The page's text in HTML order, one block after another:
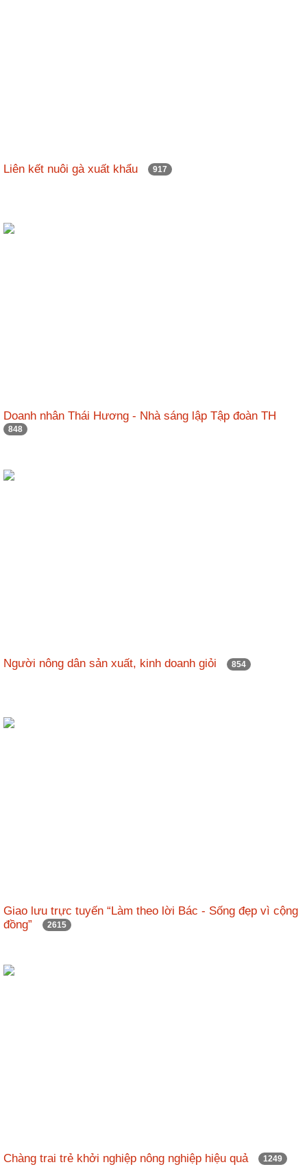
Liên kết nuôi gà xuất khẩu 917
Doanh nhân Thái Hương - Nhà sáng lập Tập đoàn TH
848
Người nông dân sản xuất, kinh doanh giỏi 854
Giao lưu trực tuyến “Làm theo lời Bác - Sống đẹp vì cộng
đồng”
2615
Chàng trai trẻ khởi nghiệp nông nghiệp hiệu quả 1249